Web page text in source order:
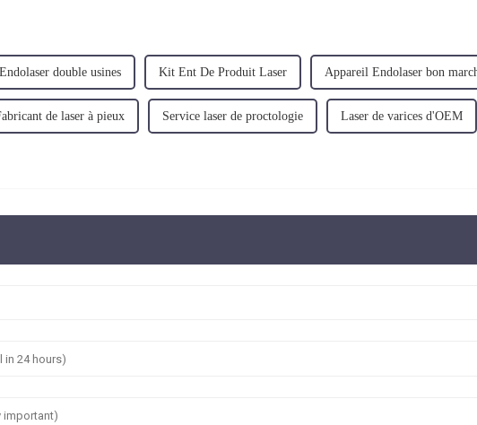
Endolaser double usines Kit Ent De Produit Laser Appareil Endolaser bon
de laser à pieux Service laser de proctologie Laser de varices d'OEM